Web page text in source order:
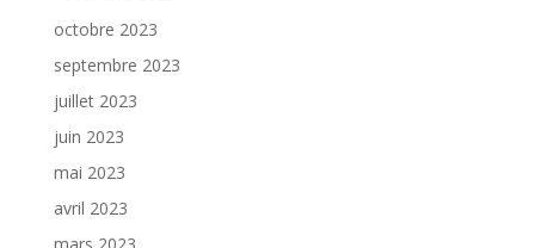
octobre 2023
septembre 2023
juillet 2023
juin 2023
mai 2023
avril 2023